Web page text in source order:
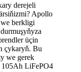
derejeli
Apollo
berkligi
üçin
çykaryň. Bu
we gerek
105Ah LiFePO4